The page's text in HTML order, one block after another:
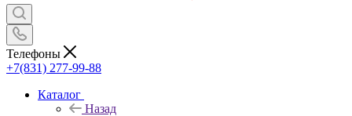
Телефоны
+7(831) 277-99-88
Каталог
Назад